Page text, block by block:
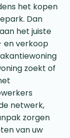
het kopen
Dan
het juiste
en verkoop
zoekt of
netwerk,
zorgen
van uw